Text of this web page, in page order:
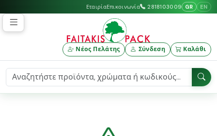
ΕταιρίαΕπικοινωνία 2818103009 GR EN
Νέος Πελάτης Σύνδεση Καλάθι